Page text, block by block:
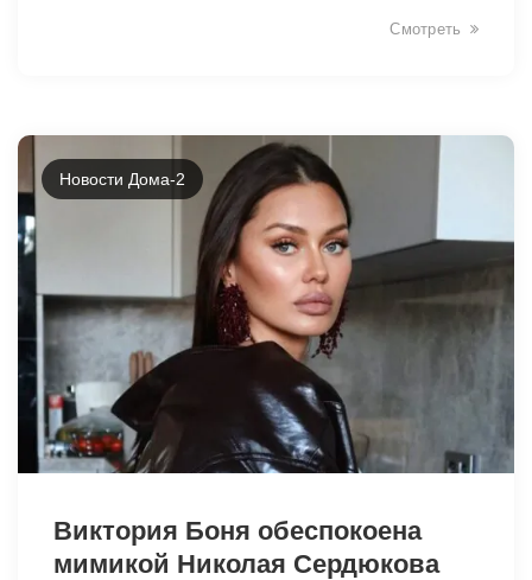
Смотреть
Новости Дома-2
Виктория Боня обеспокоена
мимикой Николая Сердюкова